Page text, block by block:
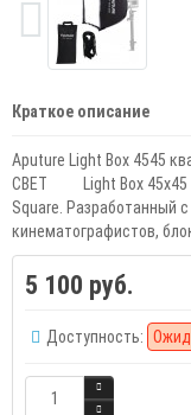
Краткое описание
Aputure Light Box 4545
СВЕТ Light Box 45x45 -
Square. Разработанный
кинематографистов,
5 100 руб.
Доступность: